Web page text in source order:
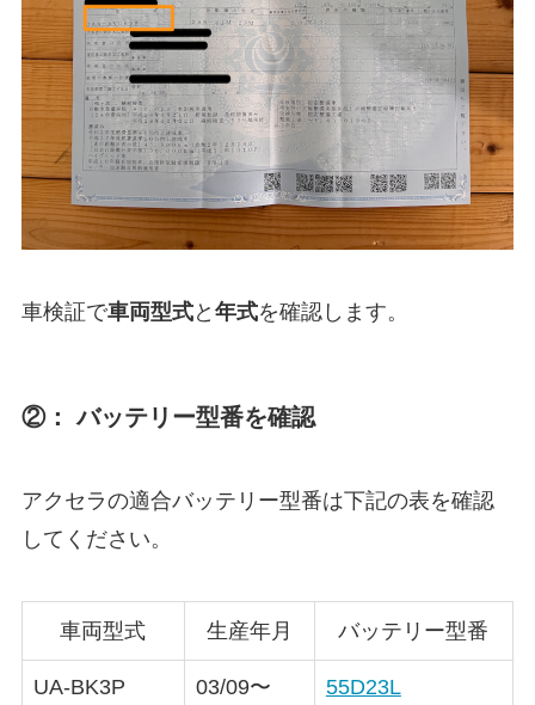
車検証で車両型式と 年式を確認します。
②： バッテリー型番を確認
アクセラの適合バッテリー型番は下記の表を確認
してください。
車両型式 生産年月 バッテリー型番
UA-BK3P 03/09〜 55D23L